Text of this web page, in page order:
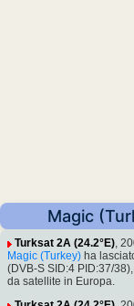
Magic
Turksat 2A (24.2°E),
Magic (Turkey) ha
(DVB-S SID:4 PID:37/
da satellite in Europa.